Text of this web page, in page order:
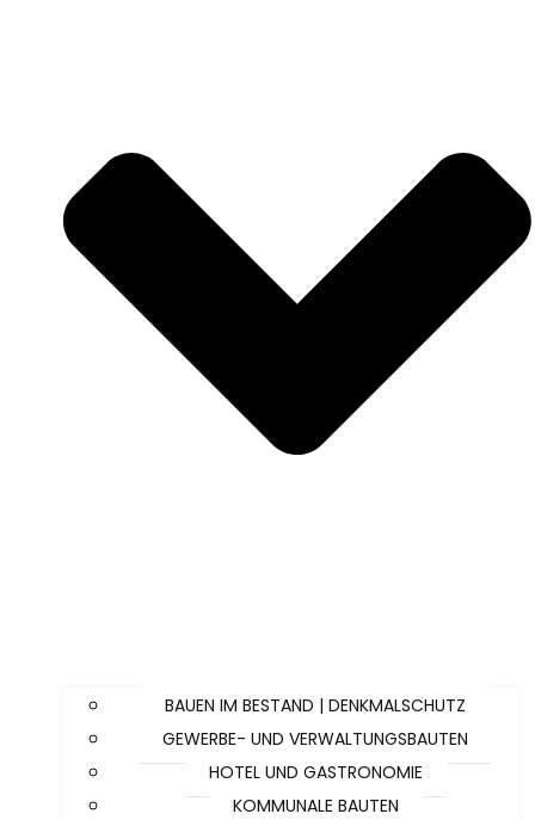
BAUEN IM BESTAND | DENKMALSCHUTZ
GEWERBE- UND VERWALTUNGSBAUTEN
HOTEL UND GASTRONOMIE
KOMMUNALE BAUTEN